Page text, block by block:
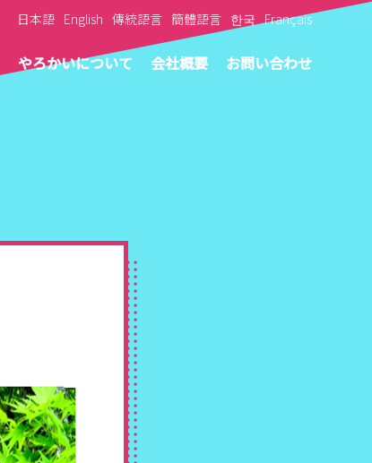
日本語 English 傳統語言 簡體語言 한국 Français
やろかいについて 会社概要 お問い合わせ